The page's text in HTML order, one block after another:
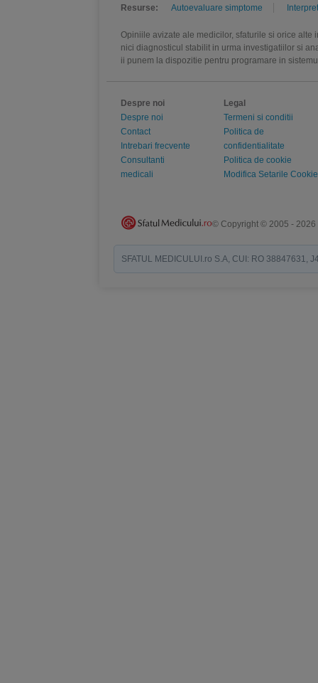
Resurse: Autoevaluare simptome
Opiniile avizate ale medicilor, sfaturile si orice
nici diagnosticul stabilit in urma investigatiilor si
ii punem la dispozitie pentru programare in
Despre noi
Despre noi
Contact
Intrebari frecvente
Consultanti
medicali
Legal
Termeni si conditii
Politica de
confidentialitate
Politica de cookie
Modifica Setarile Cookie
© Copyright © 2005 - 2026
SFATUL MEDICULUI.ro S.A, CUI: RO 38847631,